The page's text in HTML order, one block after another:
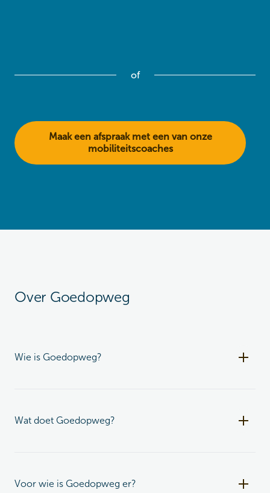
of
Maak een afspraak met een van onze
mobiliteitscoaches
Over Goedopweg
Wie is Goedopweg?
Wat doet Goedopweg?
Voor wie is Goedopweg er?